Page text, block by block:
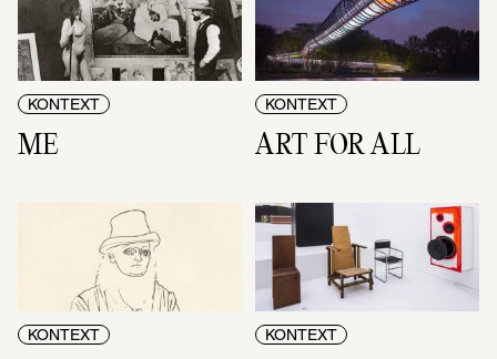
KONTEXT
ME
KONTEXT
ART FOR ALL
KONTEXT KONTEXT